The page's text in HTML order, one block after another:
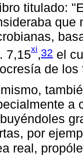
titulado:
que
7,15xi,32 el
de los
a
por
real,